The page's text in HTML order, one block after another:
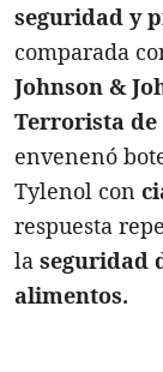
seguridad y
comparada
Johnson &
Terrorista de
envenenó
Tylenol con
respuesta
la seguridad
alimentos.